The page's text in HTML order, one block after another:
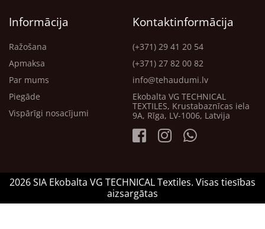
Informācija
Ražošana
Apmaksa
Par mums
Piegāde
Vispārīgi nosacījumi
Kontaktinformācija
(+371) 29 41 20 54
(+371) 27 82 00 82
info@tehaudumi.lv
Ekobalta VG TECHNICAL
TEXTILES, Krustabaznīcas iela
9A, Rīga, LV-1006, Latvija
2026 SIA Ekobalta VG TECHNICAL Textiles. Visas tiesības
aizsargātas